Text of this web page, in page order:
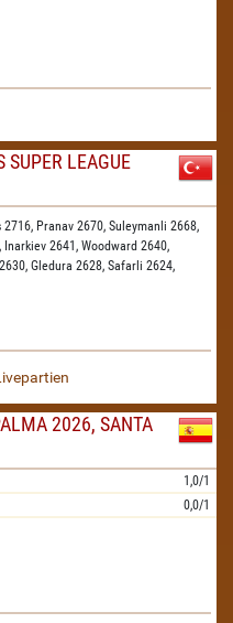
SUPER LEAGUE
2716, Pranav 2670, Suleymanli 2668,
Inarkiev 2641, Woodward 2640,
Gledura 2628, Safarli 2624,
2026, SANTA
1,0/1
0,0/1